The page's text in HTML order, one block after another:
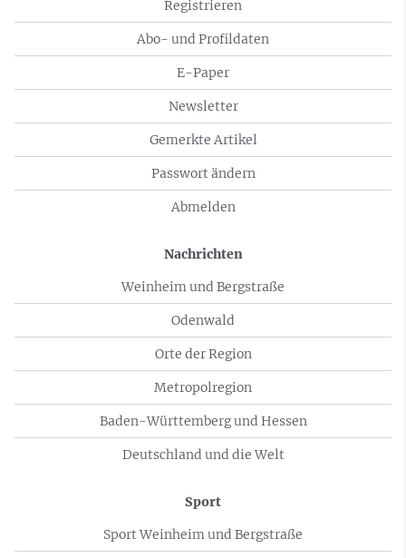
Registrieren
Abo- und Profildaten
E-Paper
Newsletter
Gemerkte Artikel
Passwort ändern
Abmelden
Nachrichten
Weinheim und Bergstraße
Odenwald
Orte der Region
Metropolregion
Baden-Württemberg und Hessen
Deutschland und die Welt
Sport
Sport Weinheim und Bergstraße